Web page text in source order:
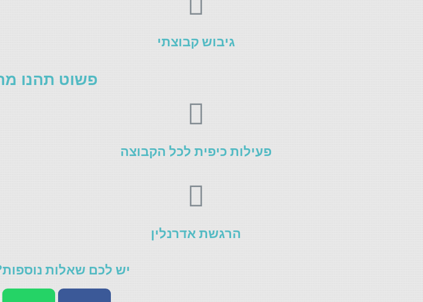
גיבוש קבוצתי
פשוט תהנו
פעילות כיפית לכל הקבוצה
הרגשת אדרנלין
יש לכם שאלות